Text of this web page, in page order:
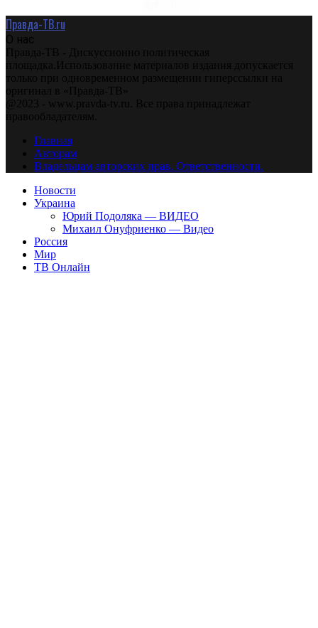
Правда-ТВ.ru
О нас
Правда-ТВ - Дискуссионно политическая
площадка.Использование материалов издания допускается
только при одновременном размещении гиперссылки на
оригинал в «Правда-ТВ»
@2023 - www.pravda-tv.ru. Все права принадлежат
правообладателям.
Главная
Авторам
Владельцам авторских прав. Ответственности.
Новости
Украина
Юрий Подоляка — ВИДЕО
Михаил Онуфриенко — Видео
Россия
Мир
ТВ Онлайн